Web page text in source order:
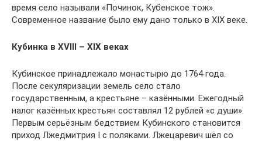
время село называли «Починок, Кубенское тож».
Современное название было ему дано только в XIX веке.
Кубинка в XVIII – XIX веках
Кубинское принадлежало монастырю до 1764 года.
После секуляризации земель село стало
государственным, а крестьяне – казёнными. Ежегодный
налог казённых крестьян составлял 12 рублей «с души».
Первым серьёзным бедствием Кубинского становится
приход Лжедмитрия I с поляками. Лжецаревич шёл со